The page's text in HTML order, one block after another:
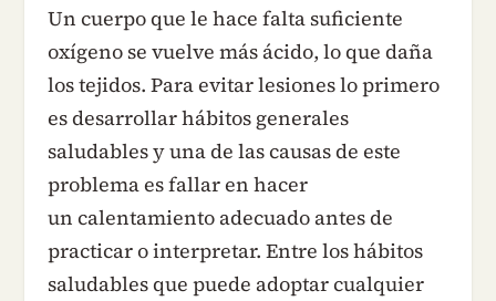
Un cuerpo que le hace falta suficiente
oxígeno se vuelve más ácido, lo que daña
los tejidos. Para evitar lesiones lo primero
es desarrollar hábitos generales
saludables y una de las causas de este
problema es fallar en hacer
un calentamiento adecuado antes de
practicar o interpretar. Entre los hábitos
saludables que puede adoptar cualquier